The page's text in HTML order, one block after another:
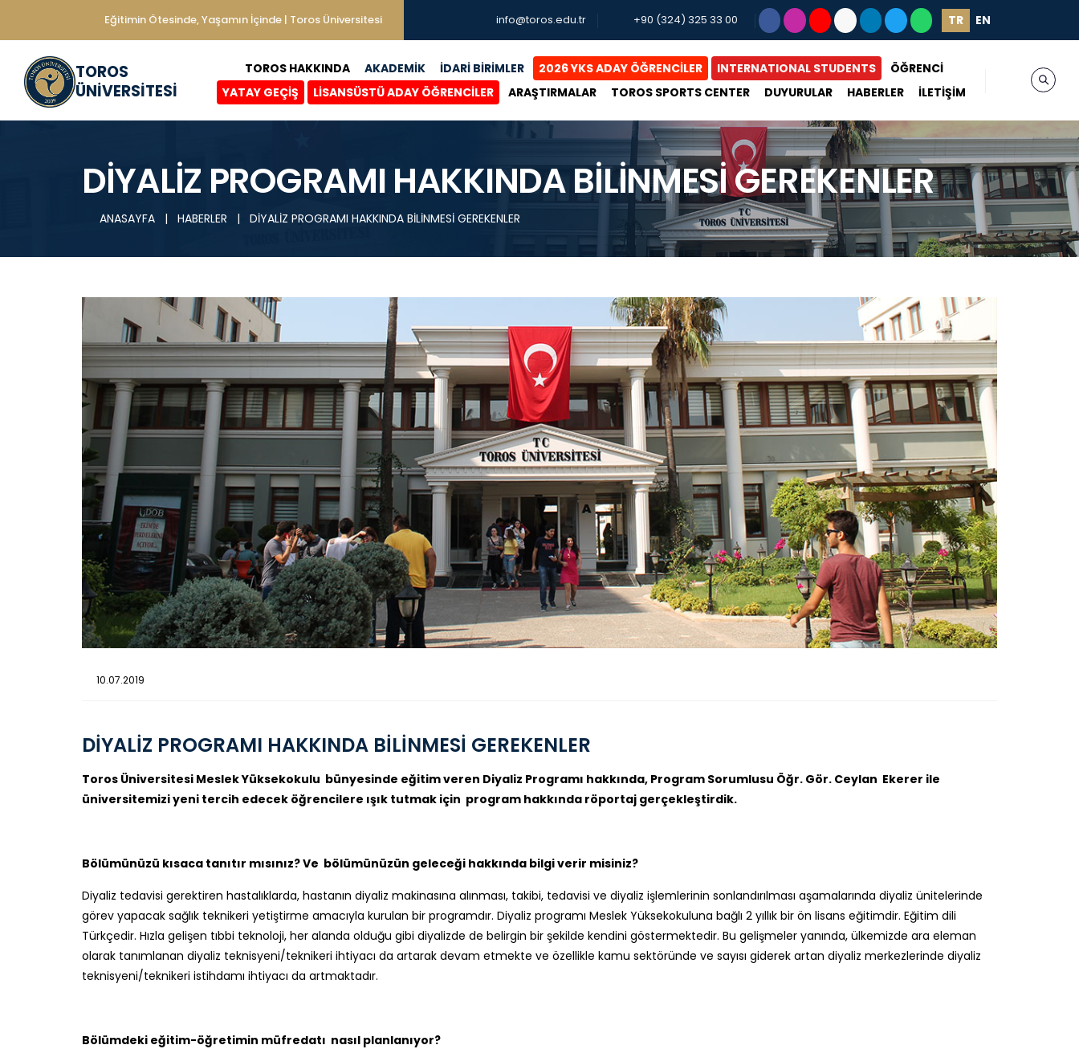
Eğitimin Ötesinde, Yaşamın İçinde | Toros Üniversitesi info@toros.edu.tr +90 (324) 325 33 00 TR EN
TOROS
ÜNİVERSİTESİ
TOROS HAKKINDA AKADEMİK İDARİ BİRİMLER 2026 YKS ADAY ÖĞRENCİLER INTERNATIONAL STUDENTS
ÖĞRENCİ
YATAY GEÇİŞ
LİSANSÜSTÜ ADAY ÖĞRENCİLER ARAŞTIRMALAR TOROS SPORTS CENTER DUYURULAR HABERLER İLETİŞİM
DİYALİZ PROGRAMI HAKKINDA BİLİNMESİ GEREKENLER
ANASAYFA | HABERLER | DİYALİZ PROGRAMI HAKKINDA BİLİNMESİ GEREKENLER
10.07.2019
DİYALİZ PROGRAMI HAKKINDA BİLİNMESİ GEREKENLER
Toros Üniversitesi Meslek Yüksekokulu bünyesinde eğitim veren Diyaliz Programı hakkında, Program Sorumlusu Öğr. Gör. Ceylan Ekerer ile
üniversitemizi yeni tercih edecek öğrencilere ışık tutmak için program hakkında röportaj gerçekleştirdik.
Bölümünüzü kısaca tanıtır mısınız? Ve bölümünüzün geleceği hakkında bilgi verir misiniz?
Diyaliz tedavisi gerektiren hastalıklarda, hastanın diyaliz makinasına alınması, takibi, tedavisi ve diyaliz işlemlerinin sonlandırılması aşamalarında diyaliz ünitelerinde
görev yapacak sağlık teknikeri yetiştirme amacıyla kurulan bir programdır. Diyaliz programı Meslek Yüksekokuluna bağlı 2 yıllık bir ön lisans eğitimdir. Eğitim dili
Türkçedir. Hızla gelişen tıbbi teknoloji, her alanda olduğu gibi diyalizde de belirgin bir şekilde kendini göstermektedir. Bu gelişmeler yanında, ülkemizde ara eleman
olarak tanımlanan diyaliz teknisyeni/teknikeri ihtiyacı da artarak devam etmekte ve özellikle kamu sektöründe ve sayısı giderek artan diyaliz merkezlerinde diyaliz
teknisyeni/teknikeri istihdamı ihtiyacı da artmaktadır.
Bölümdeki eğitim-öğretimin müfredatı nasıl planlanıyor?